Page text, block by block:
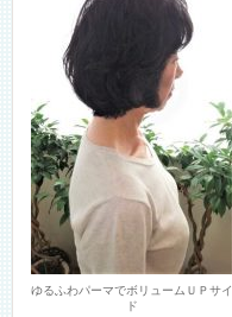
ゆるふわパーマでボリュームＵＰサイ
ド